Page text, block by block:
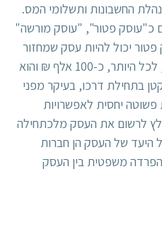
החשבונות ותשלומי המס.
כ"עוסק פטור", "עוסק מורשה"
יכול להיות עסק שמחזור
העסקאות השנתי שלו עומד על, לכל היותר, כ-100 אלף ₪ והוא
בתחילת דרכו, בעיקר מפני
יחסית לאפשרויות
לרשום את העסק מלכתחילה
היעד של העסק הן חברות
משפטית בין העסק